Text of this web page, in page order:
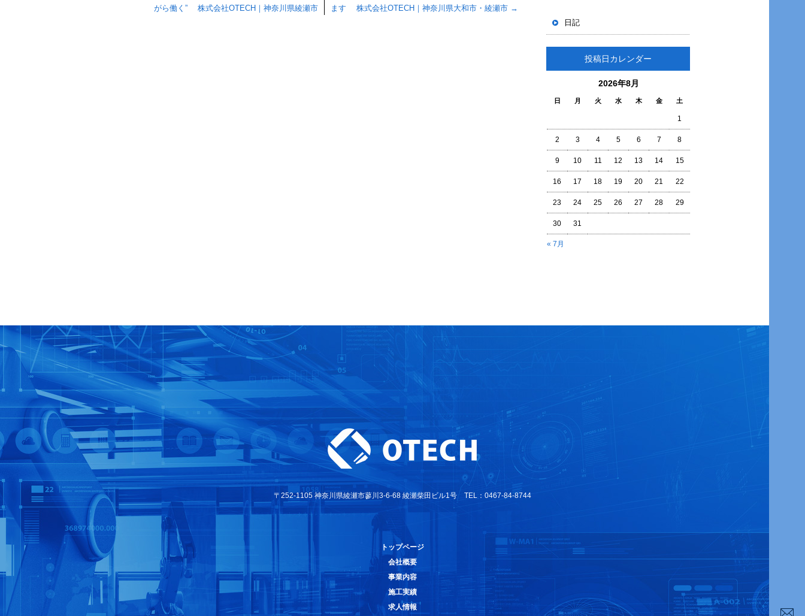
がら働く” 株式会社OTECH｜神奈川県綾瀬市
ます 株式会社OTECH｜神奈川県大和市・綾瀬市 →
日記
投稿日カレンダー
2026年8月
日 月 火 水 木 金 土
« 7月
1
2 3 4 5 6 7 8
9 10 11 12 13 14 15
16 17 18 19 20 21 22
23 24 25 26 27 28 29
30 31
トップページ
会社概要
事業内容
施工実績
求人情報
〒252-1105 神奈川県綾瀬市蓼川3-6-68 綾瀬柴田ビル1号 TEL：0467-84-8744